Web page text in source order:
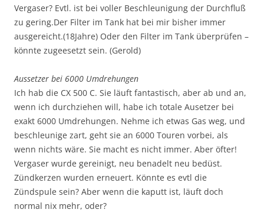
Vergaser? Evtl. ist bei voller Beschleunigung der Durchfluß
zu gering.Der Filter im Tank hat bei mir bisher immer
ausgereicht.(18Jahre) Oder den Filter im Tank überprüfen –
könnte zugeesetzt sein. (Gerold)
Aussetzer bei 6000 Umdrehungen
Ich hab die CX 500 C. Sie läuft fantastisch, aber ab und an,
wenn ich durchziehen will, habe ich totale Ausetzer bei
exakt 6000 Umdrehungen. Nehme ich etwas Gas weg, und
beschleunige zart, geht sie an 6000 Touren vorbei, als
wenn nichts wäre. Sie macht es nicht immer. Aber öfter!
Vergaser wurde gereinigt, neu benadelt neu bedüst.
Zündkerzen wurden erneuert. Könnte es evtl die
Zündspule sein? Aber wenn die kaputt ist, läuft doch
normal nix mehr, oder?